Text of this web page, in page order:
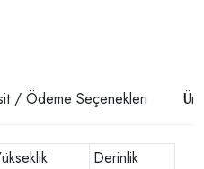
/ Ödeme Seçenekleri
Derinlik